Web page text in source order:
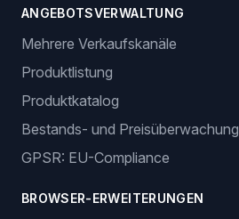
ANGEBOTSVERWALTUNG
Mehrere Verkaufskanäle
Produktlistung
Produktkatalog
Bestands- und Preisüberwachung
GPSR: EU-Compliance
BROWSER-ERWEITERUNGEN